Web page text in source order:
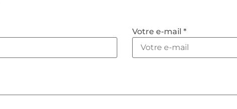
Votre e-mail *